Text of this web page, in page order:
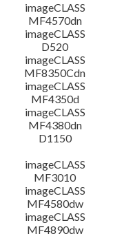
語言
系統要求
注意事項
檔案資訊
免責聲明
imageCLASS
MF4570dn
imageCLASS
D520
imageCLASS
MF8350Cdn
imageCLASS
MF4350d
imageCLASS
MF4380dn
D1150
imageCLASS
MF3010
imageCLASS
MF4580dw
imageCLASS
MF4890dw